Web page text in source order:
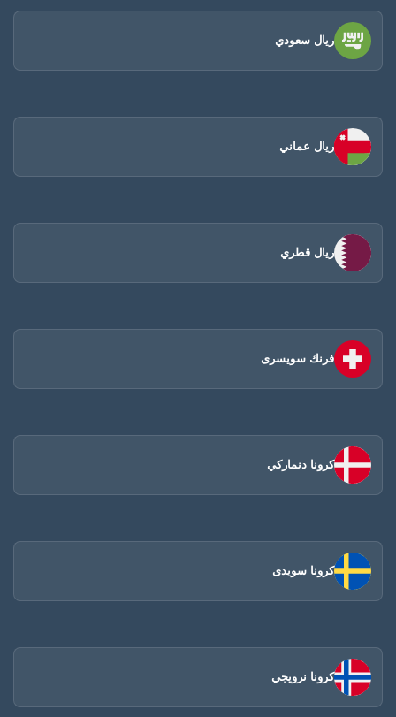
ريال سعودي
ريال عماني
ريال قطري
فرنك سويسرى
كرونا دنماركي
كرونا سويدى
كرونا نرويجي